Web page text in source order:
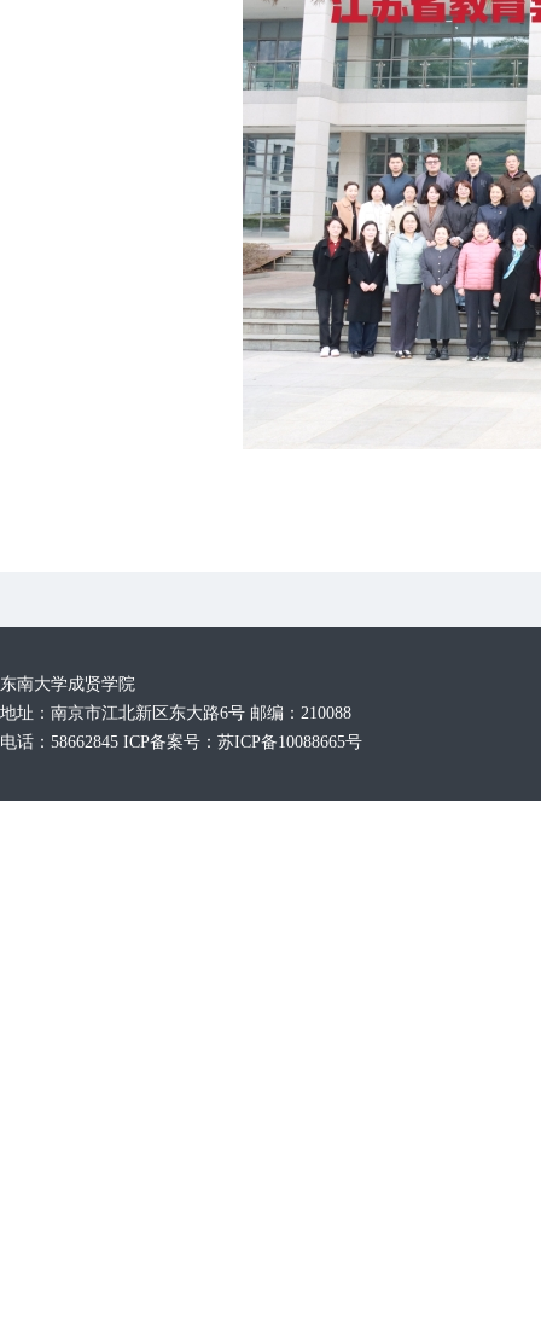
东南大学成贤学院
地址：南京市江北新区东大路6号 邮编：210088
电话：58662845 ICP备案号：苏ICP备10088665号